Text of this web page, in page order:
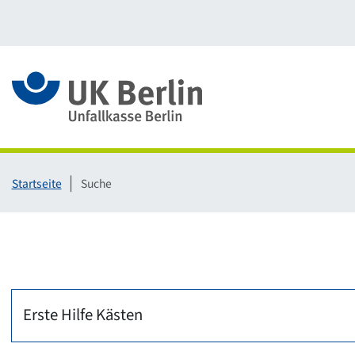
Link zur Startseite
Startseite Suche